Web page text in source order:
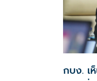
กบง. เ